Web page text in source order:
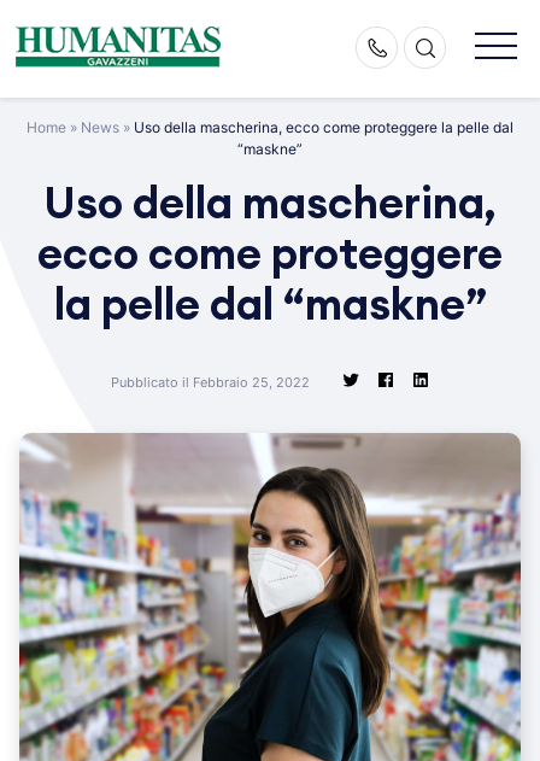
content
Home » News » Uso della mascherina, ecco come proteggere la pelle dal
“maskne”
Uso della mascherina,
ecco come proteggere
la pelle dal “maskne”
Pubblicato il Febbraio 25, 2022